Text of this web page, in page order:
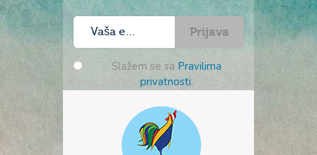
Prijava
Slažem se sa Pravilima
privatnosti.